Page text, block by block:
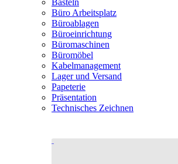
Basteln
Büro Arbeitsplatz
Büroablagen
Büroeinrichtung
Büromaschinen
Büromöbel
Kabelmanagement
Lager und Versand
Papeterie
Präsentation
Technisches Zeichnen